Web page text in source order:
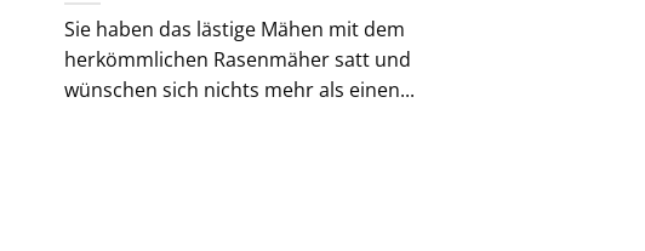
Sie haben das lästige Mähen mit dem
herkömmlichen Rasenmäher satt und
wünschen sich nichts mehr als einen...